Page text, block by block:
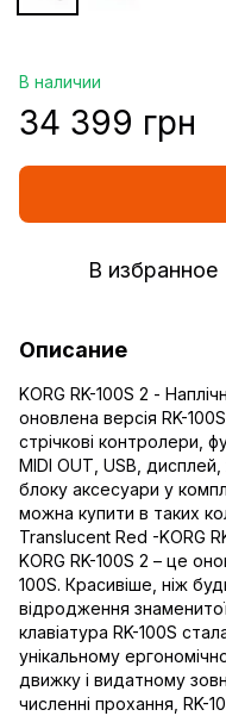
В наличии
34 399 грн
В избранное
Описание
KORG RK-100S 2 -
оновлена ​​версія RK-
стрічкові контролери,
MIDI OUT, USB,
блоку аксесуари у
можна купити в таких
Translucent Red -KORG
KORG RK-100S 2 – це
100S. Красивіше, ніж
відродження
клавіатура RK-100S
унікальному
движку і видатному
численні прохання, RK-